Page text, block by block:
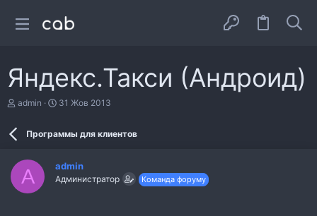
Яндекс.Такси (Андроид)
А
т
м
и
admin
Д
а
в
о
31 Жов 2013
Программы для клиентов
A admin
Администратор Команда форуму